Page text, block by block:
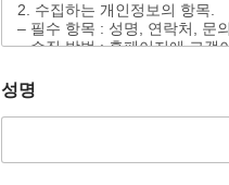
2. 수집하는 개인정보의 항목.
– 필수 항목 : 성명, 연락처, 문
– 수집 방법 : 홈페이지에 고객
3. 개인정보의 처리 및 보유 기간.
개인정보 수집 및 이용 목적이
이 파기합니다.
성명